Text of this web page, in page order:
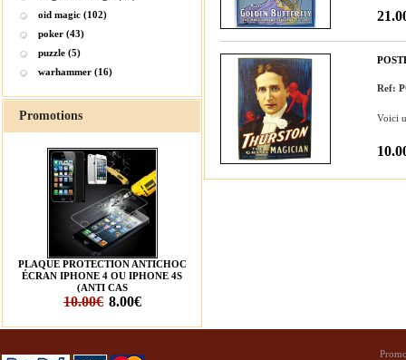
oid magic (102)
poker (43)
puzzle (5)
warhammer (16)
Promotions
PLAQUE PROTECTION ANTICHOC
ÉCRAN IPHONE 4 OU IPHONE 4S
(ANTI CAS
10.00€ 8.00€
Ref:
Voici